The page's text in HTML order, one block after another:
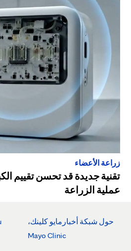
زراعة الأعضاء
تقنية جديدة قد تحسن تقييم
عملية الزراعة
حول شبكة أخبارمايو كلينك،
Mayo Clinic